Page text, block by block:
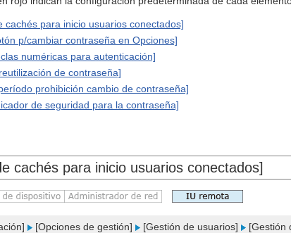
cachés para inicio usuarios conectados]
p/cambiar contraseña en Opciones]
numéricas para autenticación]
de contraseña]
prohibición cambio de contraseña]
de seguridad para la contraseña]
cachés para inicio usuarios conectados]
[Opciones de gestión] [Gestión de usuarios] [Gestión